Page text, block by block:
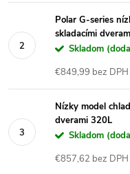
Polar G-series
skladacími
Skladom
€849,99 bez DPH
Nízky model
dverami 320L
Skladom
€857,62 bez DPH